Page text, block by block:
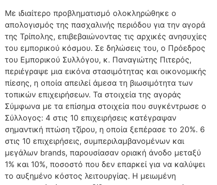
Με ιδιαίτερο προβληματισμό ολοκληρώθηκε ο
απολογισμός της πασχαλινής περιόδου για την αγορά
της Τρίπολης, επιβεβαιώνοντας τις αρχικές ανησυχίες
του εμπορικού κόσμου. Σε δηλώσεις του, ο Πρόεδρος
του Εμπορικού Συλλόγου, κ. Παναγιώτης Πιτερός,
περιέγραψε μια εικόνα στασιμότητας και οικονομικής
πίεσης, η οποία απειλεί άμεσα τη βιωσιμότητα των
τοπικών επιχειρήσεων. Τα στοιχεία της αγοράς
Σύμφωνα με τα επίσημα στοιχεία που συγκέντρωσε ο
Σύλλογος: 4 στις 10 επιχειρήσεις κατέγραψαν
σημαντική πτώση τζίρου, η οποία ξεπέρασε το 20%. 6
στις 10 επιχειρήσεις, συμπεριλαμβανομένων και
μεγάλων brands, παρουσίασαν οριακή άνοδο μεταξύ
1% και 10%, ποσοστό που δεν επαρκεί για να καλύψει
το αυξημένο κόστος λειτουργίας. Η μειωμένη